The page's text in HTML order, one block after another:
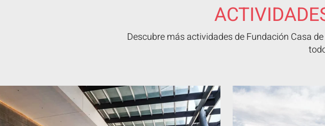
Descubre más actividades de Fundación Casa